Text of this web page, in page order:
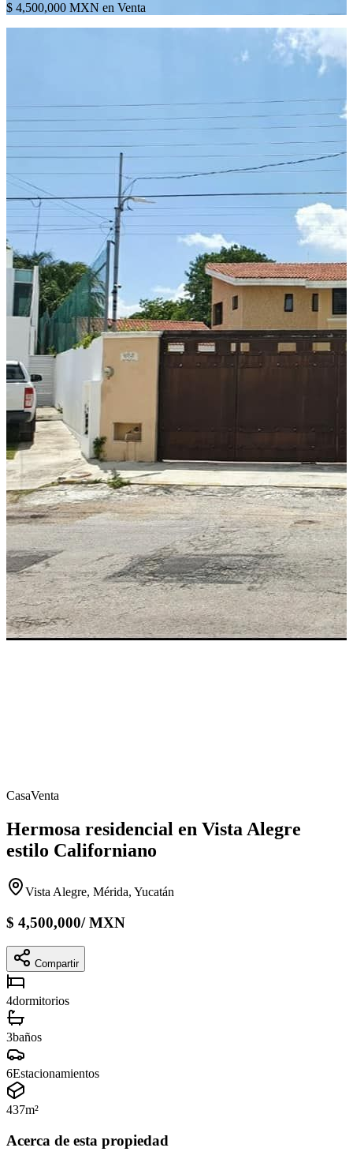
$ 4,500,000 MXN en Venta
CasaVenta
Hermosa residencial en Vista Alegre
estilo Californiano
Vista Alegre, Mérida, Yucatán
$ 4,500,000/MXN
Compartir
4dormitorios
3baños
6Estacionamientos
437m²
Acerca de esta propiedad